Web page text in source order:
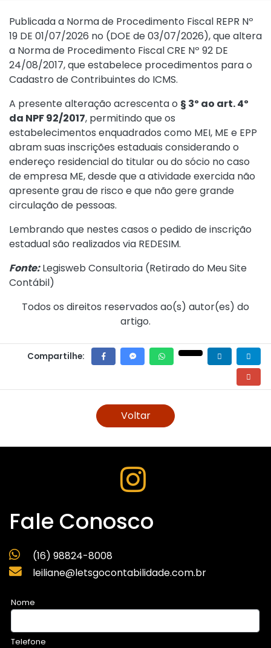
Publicada a Norma de Procedimento Fiscal REPR Nº
19 DE 01/07/2026 no (DOE de 03/07/2026), que altera
a Norma de Procedimento Fiscal CRE Nº 92 DE
24/08/2017, que estabelece procedimentos para o
Cadastro de Contribuintes do ICMS.
A presente alteração acrescenta o § 3º ao art. 4º
da NPF 92/2017, permitindo que os
estabelecimentos enquadrados como MEI, ME e EPP
abram suas inscrições estaduais considerando o
endereço residencial do titular ou do sócio no caso
de empresa ME, desde que a atividade exercida não
apresente grau de risco e que não gere grande
circulação de pessoas.
Lembrando que nestes casos o pedido de inscrição
estadual são realizados via REDESIM.
Fonte:Legisweb Consultoria (Retirado do Meu Site
Contábil)
Todos os direitos reservados ao(s) autor(es) do
artigo.
Compartilhe:
Voltar
Fale Conosco
(16) 98824-8008
leiliane@letsgocontabilidade.com.br
Nome
Telefone